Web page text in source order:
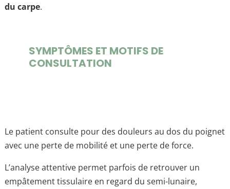
du carpe.
SYMPTÔMES ET MOTIFS DE
CONSULTATION
Le patient consulte pour des douleurs au dos du poignet
avec une perte de mobilité et une perte de force.
L’analyse attentive permet parfois de retrouver un
empâtement tissulaire en regard du semi-lunaire,